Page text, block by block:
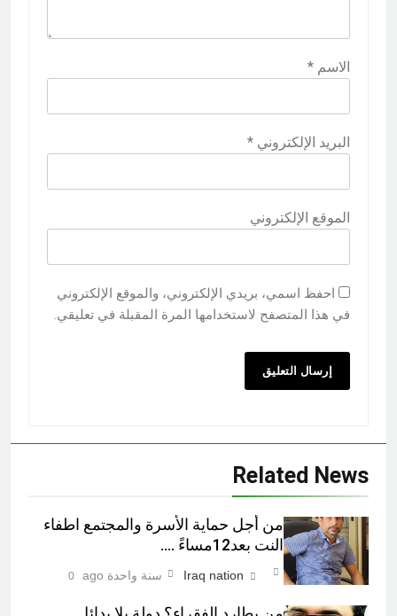
الاسم *
البريد الإلكتروني *
الموقع الإلكتروني
احفظ اسمي، بريدي الإلكتروني، والموقع الإلكتروني
في هذا المتصفح لاستخدامها المرة المقبلة في تعليقي.
Related News
من أجل حماية الأسرة والمجتمع اطفاء
النت بعد12مساءً ….
Iraq nation سنة واحدة ago 0